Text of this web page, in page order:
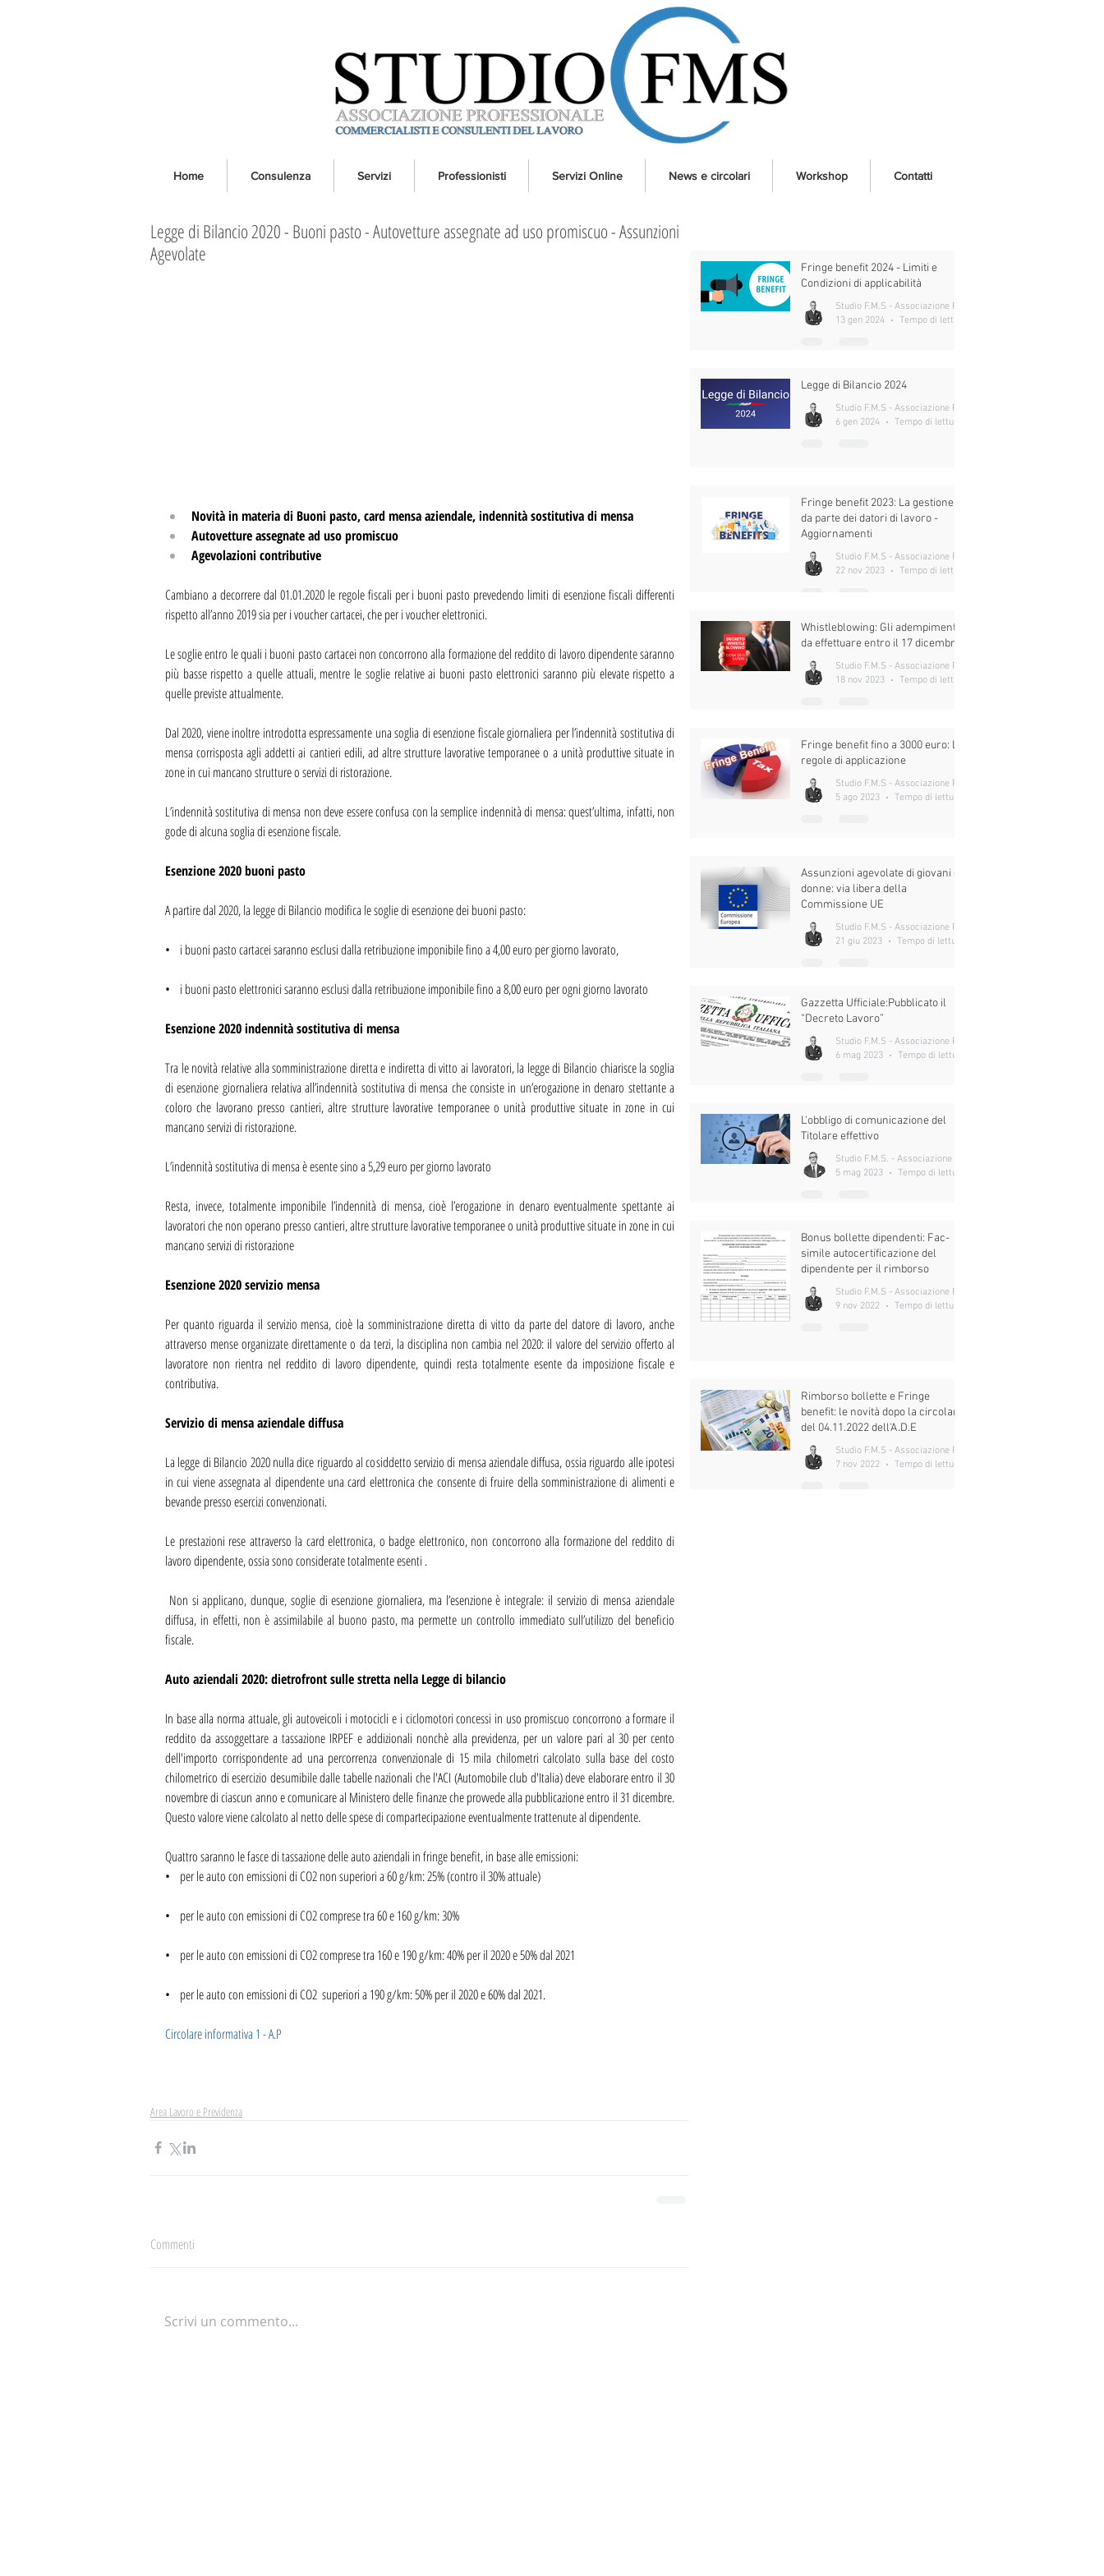
Home Consulenza Servizi Professionisti Servizi Online News e circolari Workshop Contatti
Legge di Bilancio 2020 - Buoni pasto - Autovetture assegnate ad uso promiscuo - Assunzioni
Agevolate
Novità in materia di Buoni pasto, card mensa aziendale, indennità sostitutiva di mensa
Autovetture assegnate ad uso promiscuo
Agevolazioni contributive
Cambiano a decorrere dal 01.01.2020 le regole fiscali per i buoni pasto prevedendo limiti di esenzione fiscali differenti
rispetto all’anno 2019 sia per i voucher cartacei, che per i voucher elettronici.
Le soglie entro le quali i buoni pasto cartacei non concorrono alla formazione del reddito di lavoro dipendente saranno
più basse rispetto a quelle attuali, mentre le soglie relative ai buoni pasto elettronici saranno più elevate rispetto a
quelle previste attualmente.
Dal 2020, viene inoltre introdotta espressamente una soglia di esenzione fiscale giornaliera per l’indennità sostitutiva di
mensa corrisposta agli addetti ai cantieri edili, ad altre strutture lavorative temporanee o a unità produttive situate in
zone in cui mancano strutture o servizi di ristorazione.
L’indennità sostitutiva di mensa non deve essere confusa con la semplice indennità di mensa: quest’ultima, infatti, non
gode di alcuna soglia di esenzione fiscale.
Esenzione 2020 buoni pasto
A partire dal 2020, la legge di Bilancio modifica le soglie di esenzione dei buoni pasto:
•    i buoni pasto cartacei saranno esclusi dalla retribuzione imponibile fino a 4,00 euro per giorno lavorato,
•    i buoni pasto elettronici saranno esclusi dalla retribuzione imponibile fino a 8,00 euro per ogni giorno lavorato
Esenzione 2020 indennità sostitutiva di mensa
Tra le novità relative alla somministrazione diretta e indiretta di vitto ai lavoratori, la legge di Bilancio chiarisce la soglia
di esenzione giornaliera relativa all’indennità sostitutiva di mensa che consiste in un’erogazione in denaro stettante a
coloro che lavorano presso cantieri, altre strutture lavorative temporanee o unità produttive situate in zone in cui
mancano servizi di ristorazione.
L’indennità sostitutiva di mensa è esente sino a 5,29 euro per giorno lavorato
Resta, invece, totalmente imponibile l’indennità di mensa, cioè l’erogazione in denaro eventualmente spettante ai
lavoratori che non operano presso cantieri, altre strutture lavorative temporanee o unità produttive situate in zone in cui
mancano servizi di ristorazione
Esenzione 2020 servizio mensa
Per quanto riguarda il servizio mensa, cioè la somministrazione diretta di vitto da parte del datore di lavoro, anche
attraverso mense organizzate direttamente o da terzi, la disciplina non cambia nel 2020: il valore del servizio offerto al
lavoratore non rientra nel reddito di lavoro dipendente, quindi resta totalmente esente da imposizione fiscale e
contributiva.
Servizio di mensa aziendale diffusa
La legge di Bilancio 2020 nulla dice riguardo al cosiddetto servizio di mensa aziendale diffusa, ossia riguardo alle ipotesi
in cui viene assegnata al dipendente una card elettronica che consente di fruire della somministrazione di alimenti e
bevande presso esercizi convenzionati.
Le prestazioni rese attraverso la card elettronica, o badge elettronico, non concorrono alla formazione del reddito di
lavoro dipendente, ossia sono considerate totalmente esenti .
diffusa, in effetti, non è assimilabile al buono pasto, ma permette un controllo immediato sull’utilizzo del beneficio
fiscale.
Auto aziendali 2020: dietrofront sulle stretta nella Legge di bilancio
In base alla norma attuale, gli autoveicoli i motocicli e i ciclomotori concessi in uso promiscuo concorrono a formare il
reddito da assoggettare a tassazione IRPEF e addizionali nonchè alla previdenza, per un valore pari al 30 per cento
dell'importo corrispondente ad una percorrenza convenzionale di 15 mila chilometri calcolato sulla base del costo
chilometrico di esercizio desumibile dalle tabelle nazionali che l'ACI (Automobile club d'Italia) deve elaborare entro il 30
novembre di ciascun anno e comunicare al Ministero delle finanze che provvede alla pubblicazione entro il 31 dicembre.
Questo valore viene calcolato al netto delle spese di compartecipazione eventualmente trattenute al dipendente.
Quattro saranno le fasce di tassazione delle auto aziendali in fringe benefit, in base alle emissioni:
•    per le auto con emissioni di CO2 non superiori a 60 g/km: 25% (contro il 30% attuale)
•    per le auto con emissioni di CO2 comprese tra 60 e 160 g/km: 30%
•    per le auto con emissioni di CO2 comprese tra 160 e 190 g/km: 40% per il 2020 e 50% dal 2021
•    per le auto con emissioni di CO2  superiori a 190 g/km: 50% per il 2020 e 60% dal 2021.
Circolare informativa 1 - A.P
Area Lavoro e Previdenza
Commenti
Scrivi un commento...
Fringe benefit 2024 - Limiti e
Condizioni di applicabilità
13 gen 2024
Legge di Bilancio 2024
6 gen 2024
Fringe benefit 2023: La gestione
da parte dei datori di lavoro -
Aggiornamenti
22 nov 2023
Whistleblowing: Gli adempimenti
da effettuare entro il 17 dicembre.
18 nov 2023
Fringe benefit fino a 3000 euro: Le
regole di applicazione
5 ago 2023
Assunzioni agevolate di giovani e
donne: via libera della
Commissione UE
21 giu 2023
Gazzetta Ufficiale:Pubblicato il
“Decreto Lavoro”
6 mag 2023
L'obbligo di comunicazione del
Titolare effettivo
5 mag 2023
Bonus bollette dipendenti: Fac-
simile autocertificazione del
dipendente per il rimborso
9 nov 2022
Rimborso bollette e Fringe
benefit: le novità dopo la circolare
del 04.11.2022 dell'A.D.E
7 nov 2022